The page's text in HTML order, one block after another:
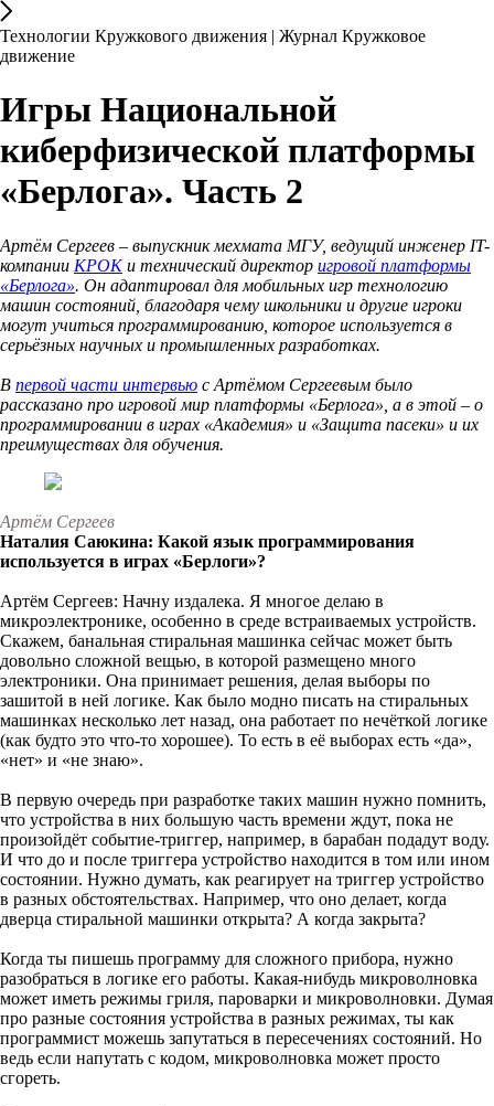
Технологии Кружкового движения | Журнал Кружковое
движение
Игры Национальной
киберфизической платформы
«Берлога». Часть 2
Артём Сергеев – выпускник мехмата МГУ, ведущий инженер IT-
компании КРОКи технический директор игровой платформы
«Берлога». Он адаптировал для мобильных игр технологию
машин состояний, благодаря чему школьники и другие игроки
могут учиться программированию, которое используется в
серьёзных научных и промышленных разработках.
В первой части интервью с Артёмом Сергеевым было
рассказано про игровой мир платформы «Берлога», а в этой – о
программировании в играх «Академия» и «Защита пасеки» и их
преимуществах для обучения.
Артём Сергеев
Наталия Саюкина: Какой язык программирования
используется в играх «Берлоги»?
Артём Сергеев: Начну издалека. Я многое делаю в
микроэлектронике, особенно в среде встраиваемых устройств.
Скажем, банальная стиральная машинка сейчас может быть
довольно сложной вещью, в которой размещено много
электроники. Она принимает решения, делая выборы по
зашитой в ней логике. Как было модно писать на стиральных
машинках несколько лет назад, она работает по нечёткой логике
(как будто это что-то хорошее). То есть в её выборах есть «да»,
«нет» и «не знаю».
В первую очередь при разработке таких машин нужно помнить,
что устройства в них большую часть времени ждут, пока не
произойдёт событие-триггер, например, в барабан подадут воду.
И что до и после триггера устройство находится в том или ином
состоянии. Нужно думать, как реагирует на триггер устройство
в разных обстоятельствах. Например, что оно делает, когда
дверца стиральной машинки открыта? А когда закрыта?
Когда ты пишешь программу для сложного прибора, нужно
разобраться в логике его работы. Какая-нибудь микроволновка
может иметь режимы гриля, пароварки и микроволновки. Думая
про разные состояния устройства в разных режимах, ты как
программист можешь запутаться в пересечениях состояний. Но
ведь если напутать с кодом, микроволновка может просто
сгореть.